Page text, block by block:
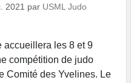
2021 par USML Judo
accueillera les 8 et 9
compétition de judo
Comité des Yvelines. Le